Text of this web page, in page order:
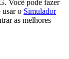
Você pode fazer
usar o Simulador
as melhores